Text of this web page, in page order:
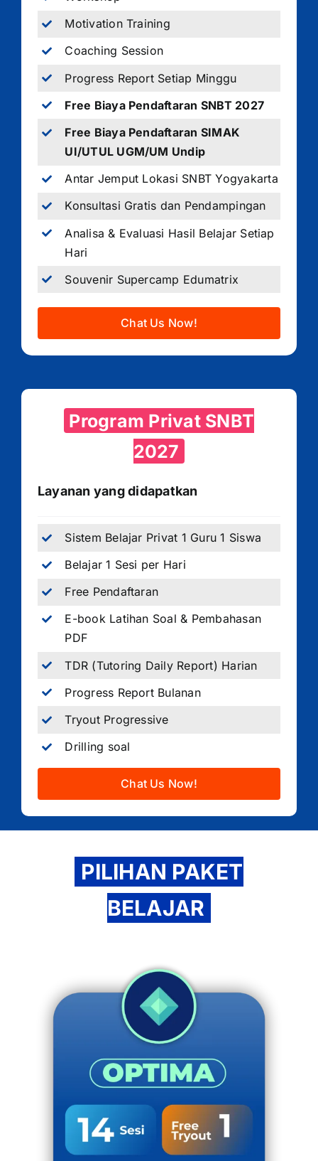
Motivation Training
Coaching Session
Progress Report Setiap Minggu
Free Biaya Pendaftaran SNBT 2027
Free Biaya Pendaftaran SIMAK
UI/UTUL UGM/UM Undip
Antar Jemput Lokasi SNBT Yogyakarta
Konsultasi Gratis dan Pendampingan
Analisa & Evaluasi Hasil Belajar Setiap
Hari
Souvenir Supercamp Edumatrix
Chat Us Now!
Program Privat SNBT
2027
Layanan yang didapatkan
Sistem Belajar Privat 1 Guru 1 Siswa
Belajar 1 Sesi per Hari
Free Pendaftaran
E-book Latihan Soal & Pembahasan
PDF
TDR (Tutoring Daily Report) Harian
Progress Report Bulanan
Tryout Progressive
Drilling soal
Chat Us Now!
PILIHAN PAKET
BELAJAR